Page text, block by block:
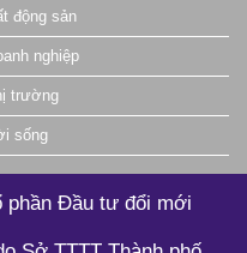
động sản
nghiệp
trường
sống
phần Đầu tư đổi mới